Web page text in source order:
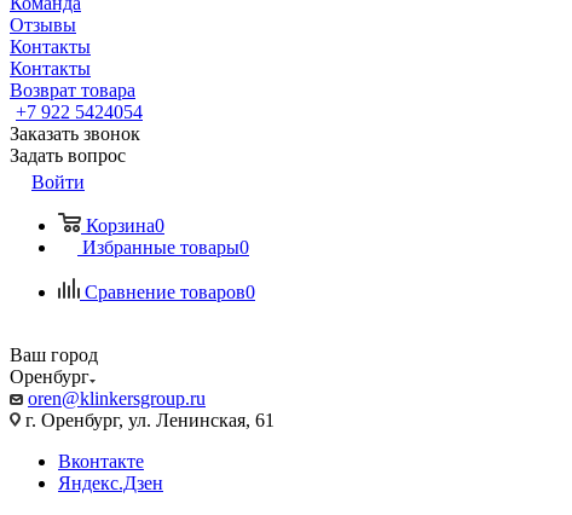
Отзывы
Контакты
Контакты
Возврат товара
+7 922 5424054
Заказать звонок
Задать вопрос
Войти
Корзина0
Избранные товары0
Сравнение товаров0
Ваш город
Оренбург
oren@klinkersgroup.ru
г. Оренбург, ул. Ленинская, 61
Вконтакте
Яндекс.Дзен